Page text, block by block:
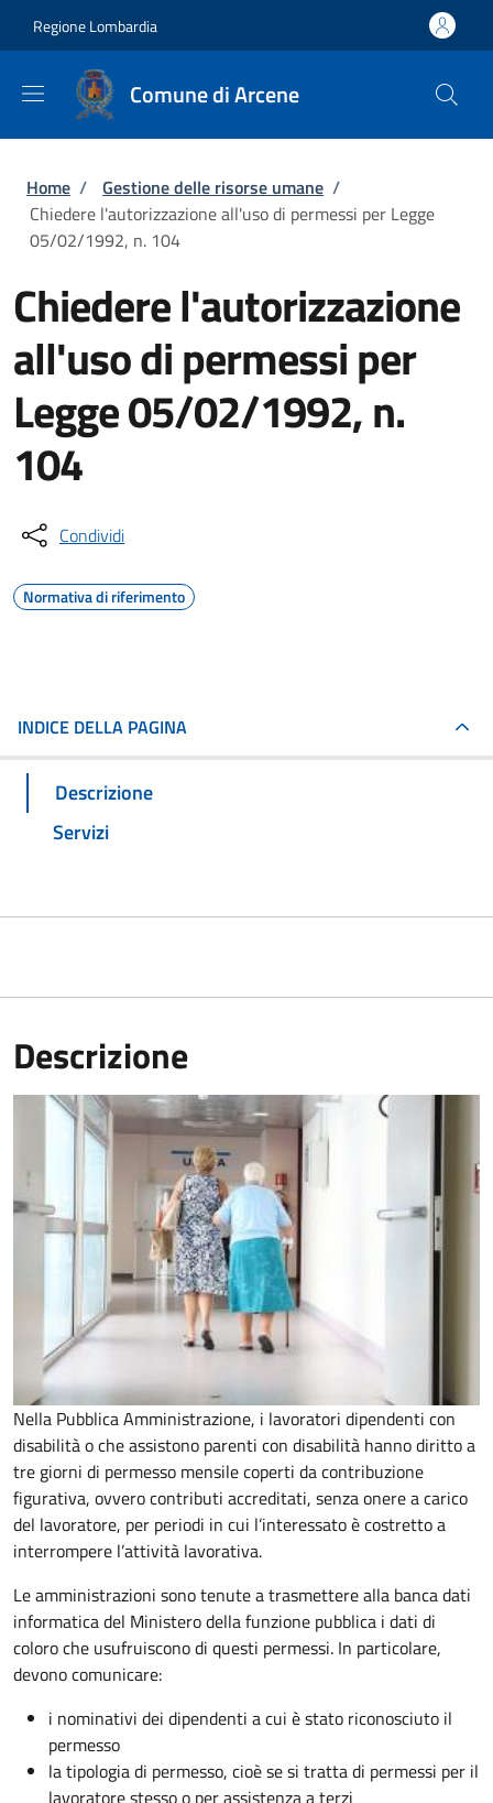
Regione Lombardia
Comune di Arcene
Briciole di pane
Home / Gestione delle risorse umane /
Chiedere l'autorizzazione all'uso di permessi per Legge
05/02/1992, n. 104
Chiedere l'autorizzazione
all'uso di permessi per
Legge 05/02/1992, n.
104
Condividi
Normativa di riferimento
INDICE DELLA PAGINA
Descrizione
Servizi
Descrizione
Nella Pubblica Amministrazione, i lavoratori dipendenti con
disabilità o che assistono parenti con disabilità hanno diritto a
tre giorni di permesso mensile coperti da contribuzione
figurativa, ovvero contributi accreditati, senza onere a carico
del lavoratore, per periodi in cui l’interessato è costretto a
interrompere l’attività lavorativa.
Le amministrazioni sono tenute a trasmettere alla banca dati
informatica del Ministero della funzione pubblica i dati di
coloro che usufruiscono di questi permessi. In particolare,
devono comunicare:
i nominativi dei dipendenti a cui è stato riconosciuto il
permesso
la tipologia di permesso, cioè se si tratta di permessi per il